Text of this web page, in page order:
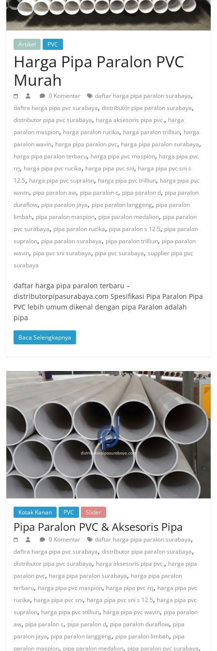
Artikel PVC
Harga Pipa Paralon PVC
Murah
0 Komentar daftar harga pipa paralon surabaya,
daftra harga pipa pvc surabaya,distributor pipa paralon surabaya,
distributor pipa pvc surabaya, harga aksesoris pipa pvc., harga
paralon maspion, harga paralon rucika, harga paralon trilliun, harga
paralon wavin, harga pipa paralon pvc, harga pipa paralon surabaya,
harga pipa paralon terbaru, harga pipa pvc maspion, harga pipa pvc
rrj, harga pipa pvc rucika, harga pipa pvc sni, harga pipa pvc sni s
12.5, harga pipa pvc supralon, harga pipa pvc trilliun, harga pipa pvc
wavin, pipa paralon aw, pipa paralon c, pipa paralon d, pipa paralon
duraflow, pipa paralon jaya, pipa paralon langgeng, pipa paralon
limbah, pipa paralon maspion, pipa paralon medalion, pipa paralon
pvc surabaya, pipa paralon rucika, pipa paralon s 12.5, pipa paralon
supralon, pipa paralon surabaya, pipa paralon trilliun, pipa paralon
wavin, pipa pvc sni surabaya, pipa pvc surabaya,supplier pipa pvc
surabaya
daftar harga pipa paralon terbaru –
distributorpipasurabaya.com Spesifikasi Pipa Paralon Pipa
PVC lebih umum dikenal dengan pipa Paralon adalah
pipa
Baca Selengkapnya
Kotak Kanan PVC Slider
Pipa Paralon PVC & Aksesoris Pipa
0 Komentar daftar harga pipa paralon surabaya,
daftra harga pipa pvc surabaya,distributor pipa paralon surabaya,
distributor pipa pvc surabaya, harga aksesoris pipa pvc., harga pipa
paralon pvc, harga pipa paralon surabaya, harga pipa paralon
terbaru, harga pipa pvc maspion, harga pipa pvc rrj, harga pipa pvc
rucika, harga pipa pvc sni, harga pipa pvc sni s 12.5, harga pipa pvc
supralon, harga pipa pvc trilliun, harga pipa pvc wavin, pipa paralon
aw, pipa paralon c, pipa paralon d, pipa paralon duraflow, pipa
paralon jaya, pipa paralon langgeng, pipa paralon limbah, pipa
paralon maspion, pipa paralon medalion, pipa paralon pvc surabaya,